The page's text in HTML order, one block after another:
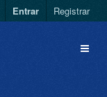
Entrar Registrar